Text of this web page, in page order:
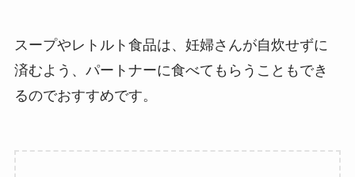
スープやレトルト食品は、妊婦さんが自炊せずに
済むよう、パートナーに食べてもらうこともでき
るのでおすすめです。